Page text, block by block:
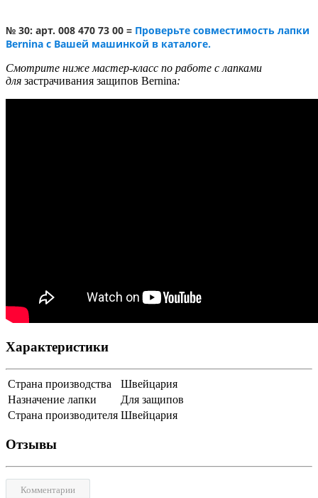
№ 30: арт. 008 470 73 00 = Проверьте совместимость лапки
Bernina с Вашей машинкой в каталоге.
Смотрите ниже мастер-класс по работе с лапками
для застрачивания защипов Bernina:
Характеристики
Страна производства
Швейцария
Назначение лапки
Для защипов
Страна производителя Швейцария
Отзывы
Комментарии